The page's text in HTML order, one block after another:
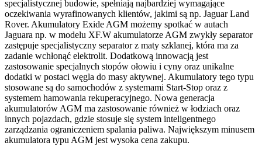
specjalistycznej budowie, spełniają najbardziej wymagające
oczekiwania wyrafinowanych klientów, jakimi są np. Jaguar Land
Rover. Akumulatory Exide AGM możemy spotkać w autach
Jaguara np. w modelu XF.W akumulatorze AGM zwykły separator
zastępuje specjalistyczny separator z maty szklanej, która ma za
zadanie wchłonąć elektrolit. Dodatkową innowacją jest
zastosowanie specjalnych stopów ołowiu i cyny oraz unikalne
dodatki w postaci węgla do masy aktywnej. Akumulatory tego typu
stosowane są do samochodów z systemami Start-Stop oraz z
systemem hamowania rekuperacyjnego. Nowa generacja
akumulatorów AGM ma zastosowanie również w łodziach oraz
innych pojazdach, gdzie stosuje się system inteligentnego
zarządzania ograniczeniem spalania paliwa. Największym minusem
akumulatora typu AGM jest wysoka cena zakupu.